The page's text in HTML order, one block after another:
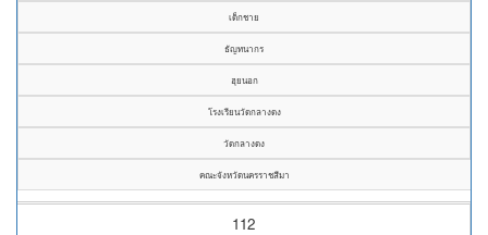
เด็กชาย
ธัญทนากร
ฮุยนอก
โรงเรียนวัดกลางดง
วัดกลางดง
คณะจังหวัดนครราชสีมา
112